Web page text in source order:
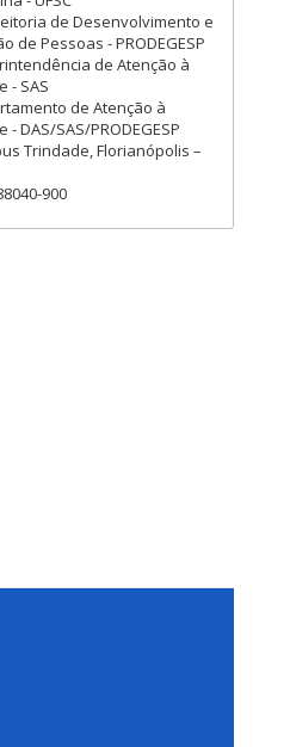
de Desenvolvimento e
de Pessoas - PRODEGESP
de Atenção à
- SAS
de Atenção à
- DAS/SAS/PRODEGESP
Trindade, Florianópolis –
900